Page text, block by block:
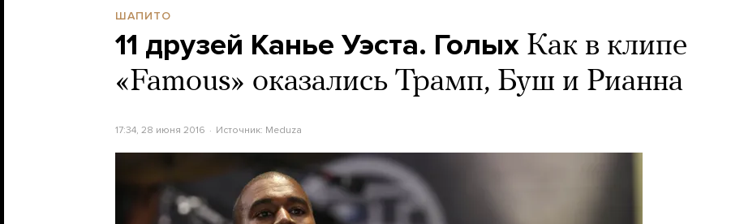
ШАПИТО
11 друзей Канье Уэста. Голых Как в клипе
«Famous» оказались Трамп, Буш и Рианна
17:34, 28 июня 2016 Источник: Meduza